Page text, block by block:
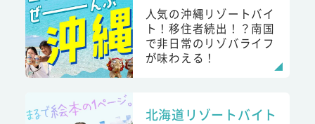
人気の沖縄リゾートバイ
ト！移住者続出！？南国
で非日常のリゾバライフ
が味わえる！
北海道リゾートバイト